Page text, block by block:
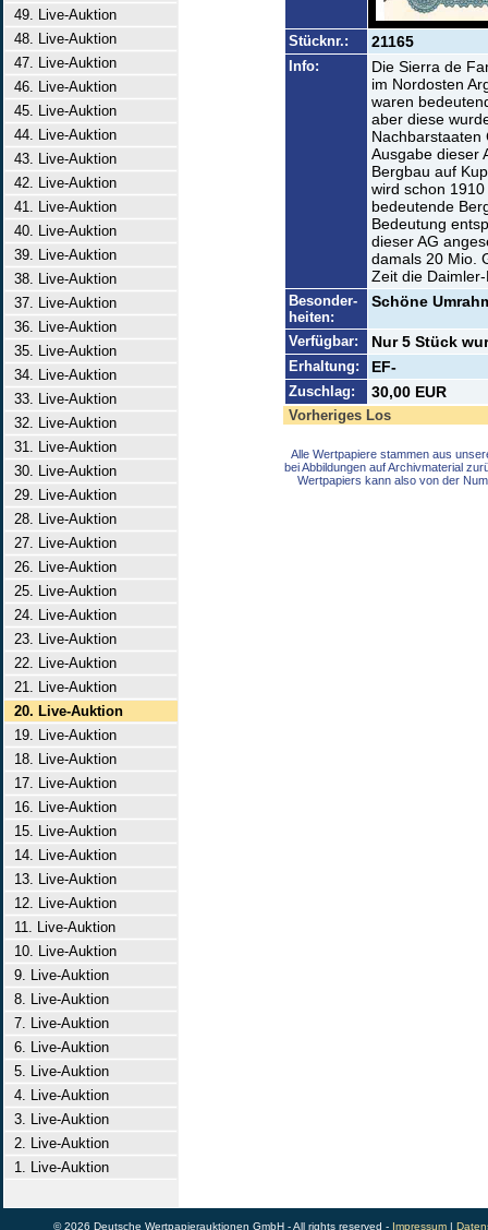
49. Live-Auktion
48. Live-Auktion
47. Live-Auktion
46. Live-Auktion
45. Live-Auktion
44. Live-Auktion
43. Live-Auktion
42. Live-Auktion
41. Live-Auktion
40. Live-Auktion
39. Live-Auktion
38. Live-Auktion
37. Live-Auktion
36. Live-Auktion
35. Live-Auktion
34. Live-Auktion
33. Live-Auktion
32. Live-Auktion
31. Live-Auktion
30. Live-Auktion
29. Live-Auktion
28. Live-Auktion
27. Live-Auktion
26. Live-Auktion
25. Live-Auktion
24. Live-Auktion
23. Live-Auktion
22. Live-Auktion
21. Live-Auktion
20. Live-Auktion
19. Live-Auktion
18. Live-Auktion
17. Live-Auktion
16. Live-Auktion
15. Live-Auktion
14. Live-Auktion
13. Live-Auktion
12. Live-Auktion
11. Live-Auktion
10. Live-Auktion
9. Live-Auktion
8. Live-Auktion
7. Live-Auktion
6. Live-Auktion
5. Live-Auktion
4. Live-Auktion
3. Live-Auktion
2. Live-Auktion
1. Live-Auktion
Stücknr.: 21165
Info:
Die Sierra de
im Nordosten
waren
aber diese
Nachbarstaaten
Ausgabe dieser
Bergbau auf
wird schon 1910
bedeutende
Bedeutung
dieser AG
damals 20 Mio.
Zeit die
Besonder-
heiten:
Schöne
Verfügbar: Nur 5 Stück
Erhaltung: EF-
Zuschlag: 30,00 EUR
Vorheriges Los
Alle Wertpapiere stammen aus
bei Abbildungen auf Archivmaterial
Wertpapiers kann also von der
© 2026 Deutsche Wertpapierauktionen GmbH - All rights reserved - Impressum|